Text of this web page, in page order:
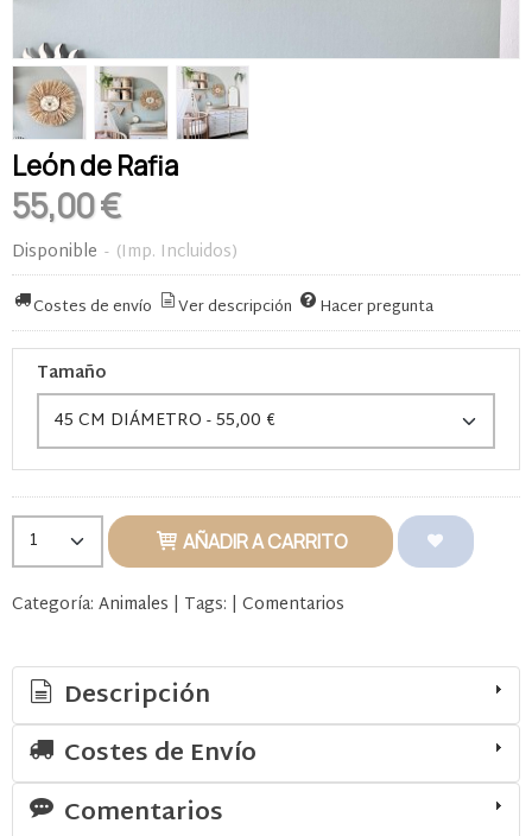
León de Rafia
55,00 €
Disponible - (Imp. Incluidos)
Costes de envío Ver descripción Hacer pregunta
Tamaño
AÑADIR A CARRITO
Categoría: Animales | Tags: | Comentarios
Descripción
Costes de Envío
Comentarios